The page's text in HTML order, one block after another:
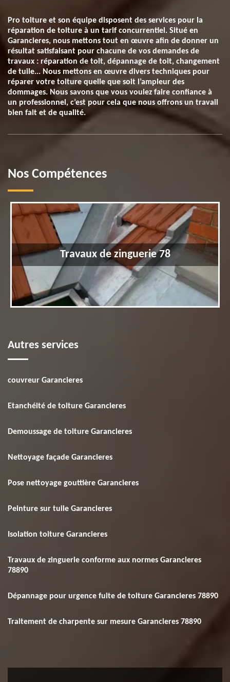
Pro toiture et son équipe disposent des services pour la
réparation de toiture à un tarif concurrentiel. Situé en
Garancieres, nous mettons tout en œuvre afin de donner un
résultat satisfaisant pour chacune de vos demandes de
travaux : réparation de toit, dépannage de toit, changement
de tuile... Nous mettons en œuvre divers techniques pour
réparer votre toiture quelle que soit l’ampleur des
dommages. Nous savons que vous voulez faire confiance à
un professionnel, c’est pour cela que nous offrons un travail
bien fait et de qualité.
Nos Compétences
Travaux de zinguerie 78
Autres services
couvreur Garancieres
Etanchéité de toiture Garancieres
Demoussage de toiture Garancieres
Nettoyage façade Garancieres
Pose nettoyage gouttière Garancieres
Peinture sur tuile Garancieres
Isolation toiture Garancieres
Travaux de zinguerie conforme aux normes Garancieres
78890
Dépannage pour urgence fuite de toiture Garancieres 78890
Traitement de charpente sur mesure Garancieres 78890